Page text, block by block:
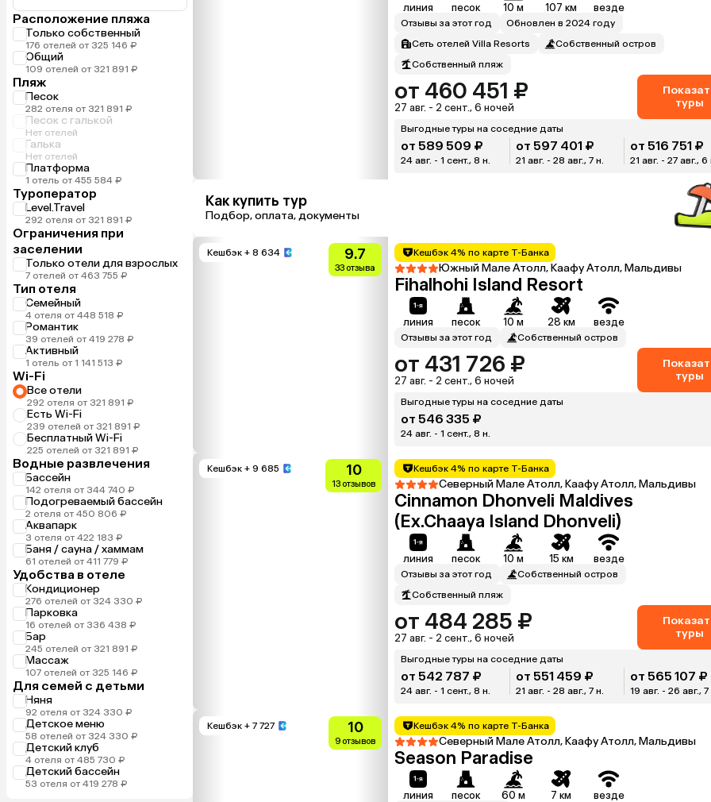
Расположение пляжа
Только собственный
176 отелей от 325 146 ₽
Общий
109 отелей от 321 891 ₽
Пляж
Песок
282 отеля от 321 891 ₽
Песок с галькой
Нет отелей
Галька
Нет отелей
Платформа
1 отель от 455 584 ₽
Туроператор
Level.Travel
292 отеля от 321 891 ₽
Ограничения при
заселении
Только отели для взрослых
7 отелей от 463 755 ₽
Тип отеля
Семейный
4 отеля от 448 518 ₽
Романтик
39 отелей от 419 278 ₽
Активный
1 отель от 1 141 513 ₽
Wi-Fi
Все отели
292 отеля от 321 891 ₽
Есть Wi-Fi
239 отелей от 321 891 ₽
Бесплатный Wi-Fi
225 отелей от 321 891 ₽
Водные развлечения
Бассейн
142 отеля от 344 740 ₽
Подогреваемый бассейн
2 отеля от 450 806 ₽
Аквапарк
3 отеля от 422 183 ₽
Баня / сауна / хаммам
61 отелей от 411 779 ₽
Удобства в отеле
Кондиционер
276 отелей от 324 330 ₽
Парковка
16 отелей от 336 438 ₽
Бар
245 отелей от 321 891 ₽
Массаж
107 отелей от 325 146 ₽
Для семей с детьми
Няня
92 отеля от 324 330 ₽
Детское меню
58 отелей от 324 330 ₽
Детский клуб
4 отеля от 485 730 ₽
Детский бассейн
53 отеля от 419 278 ₽
линия песок 10 м 107 км везде
Отзывы за этот год
Обновлен в 2024 году
Сеть отелей Villa Resorts
Собственный остров
Собственный пляж
от 460 451 ₽
27 авг. - 2 сент., 6 ночей
туры
Выгодные туры на соседние даты
от 589 509 ₽
24 авг. - 1 сент., 8 н.
от 597 401 ₽
21 авг. - 28 авг., 7 н.
от 516 751 ₽
21 авг. - 27 авг., 6
Как купить тур
Подбор, оплата, документы
Кешбэк + 8 634 9.7
33 отзыва
Кешбэк 4% по карте Т-Банка
Южный Мале Атолл, Каафу Атолл, Мальдивы
Fihalhohi Island Resort
линия песок 10 м 28 км везде
Отзывы за этот год Собственный остров
от 431 726 ₽
27 авг. - 2 сент., 6 ночей
туры
Выгодные туры на соседние даты
от 546 335 ₽
24 авг. - 1 сент., 8 н.
Кешбэк + 9 685 10
13 отзывов
Кешбэк 4% по карте Т-Банка
Северный Мале Атолл, Каафу Атолл, Мальдивы
Cinnamon Dhonveli Maldives
(Ex.Chaaya Island Dhonveli)
линия песок 10 м 15 км везде
Отзывы за этот год
Собственный остров
Собственный пляж
от 484 285 ₽
27 авг. - 2 сент., 6 ночей
туры
Выгодные туры на соседние даты
от 542 787 ₽
24 авг. - 1 сент., 8 н.
от 551 459 ₽
21 авг. - 28 авг., 7 н.
от 565 107 ₽
19 авг. - 26 авг., 7
Кешбэк + 7 727 10
9 отзывов
Кешбэк 4% по карте Т-Банка
Северный Мале Атолл, Каафу Атолл, Мальдивы
Season Paradise
линия песок 60 м 7 км везде